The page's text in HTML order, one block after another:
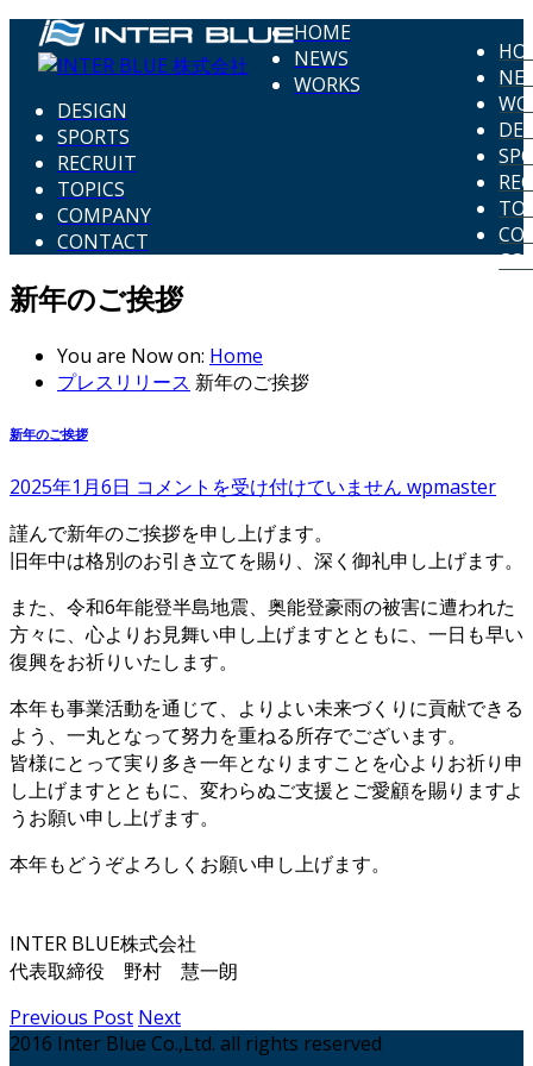
HOME
NEWS
WORKS
DESIGN
SPORTS
RECRUIT
TOPICS
COMPANY
CONTACT
新年のご挨拶
You are Now on: Home
プレスリリース 新年のご挨拶
新年のご挨拶
2025年1月6日 新
の
ご
挨
拶
は
コメントを受け付けていません wpmaster
謹んで新年のご挨拶を申し上げます。
旧年中は格別のお引き立てを賜り、深く御礼申し上げます。
また、令和6年能登半島地震、奥能登豪雨の被害に遭われた
方々に、心よりお見舞い申し上げますとともに、一日も早い
復興をお祈りいたします。
本年も事業活動を通じて、よりよい未来づくりに貢献できる
よう、一丸となって努力を重ねる所存でございます。
皆様にとって実り多き一年となりますことを心よりお祈り申
し上げますとともに、変わらぬご支援とご愛顧を賜りますよ
うお願い申し上げます。
本年もどうぞよろしくお願い申し上げます。
INTER BLUE株式会社
代表取締役 野村 慧一朗
Previous Post Next
2016 Inter Blue Co.,Ltd. all rights reserved